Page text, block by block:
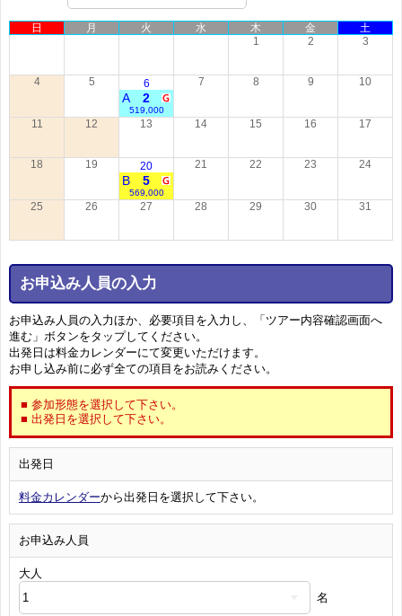
日 月 火 水 木 金
土
1
2 3
4 5 6
2
A
519,000
7 8 9 10
11 12 13 14 15 16 17
18 19 20
5
B
569,000
21 22 23 24
25 26 27 28 29 30 31
お申込み人員の入力
お申込み人員の入力ほか、必要項目を入力し、「ツアー内容確認画面へ
進む」ボタンをタップしてください。
出発日は料金カレンダーにて変更いただけます。
お申し込み前に必ず全ての項目をお読みください。
■ 参加形態を選択して下さい。
■ 出発日を選択して下さい。
出発日
料金カレンダーから出発日を選択して下さい。
お申込み人員
大人
名